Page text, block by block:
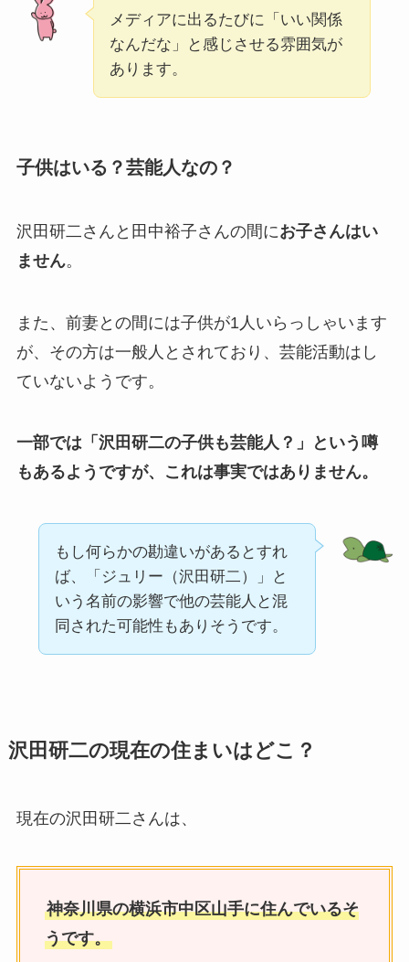
メディアに出るたびに「いい関係
なんだな」と感じさせる雰囲気が
あります。
子供はいる？芸能人なの？
沢田研二さんと田中裕子さんの間にお子さんはい
ません。
また、前妻との間には子供が1人いらっしゃいます
が、その方は一般人とされており、芸能活動はし
ていないようです。
一部では「沢田研二の子供も芸能人？」という噂
もあるようですが、これは事実ではありません。
もし何らかの勘違いがあるとすれ
ば、「ジュリー（沢田研二）」と
いう名前の影響で他の芸能人と混
同された可能性もありそうです。
沢田研二の現在の住まいはどこ？
現在の沢田研二さんは、
神奈川県の横浜市中区山手に住んでいるそ
うです。